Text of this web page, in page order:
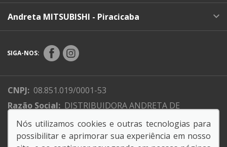
Andreta MITSUBISHI - Piracicaba
SIGA-NOS:
CNPJ: 08.851.019/0001-53
Razão Social: DISTRIBUIDORA ANDRETA DE
Endereço Matriz: Rodovia SP, 135 - - Piracicaba-SP
Nós utilizamos cookies e outras tecnologias para
possibilitar e aprimorar sua experiência em nosso